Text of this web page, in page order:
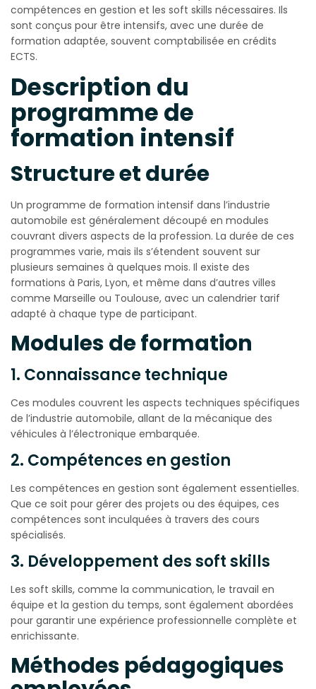
compétences en gestion et les soft skills nécessaires. Ils
sont conçus pour être intensifs, avec une durée de
formation adaptée, souvent comptabilisée en crédits
ECTS.
Description du
programme de
formation intensif
Structure et durée
Un programme de formation intensif dans l’industrie
automobile est généralement découpé en modules
couvrant divers aspects de la profession. La durée de ces
programmes varie, mais ils s’étendent souvent sur
plusieurs semaines à quelques mois. Il existe des
formations à Paris, Lyon, et même dans d’autres villes
comme Marseille ou Toulouse, avec un calendrier tarif
adapté à chaque type de participant.
Modules de formation
1. Connaissance technique
Ces modules couvrent les aspects techniques spécifiques
de l’industrie automobile, allant de la mécanique des
véhicules à l’électronique embarquée.
2. Compétences en gestion
Les compétences en gestion sont également essentielles.
Que ce soit pour gérer des projets ou des équipes, ces
compétences sont inculquées à travers des cours
spécialisés.
3. Développement des soft skills
Les soft skills, comme la communication, le travail en
équipe et la gestion du temps, sont également abordées
pour garantir une expérience professionnelle complète et
enrichissante.
Méthodes pédagogiques